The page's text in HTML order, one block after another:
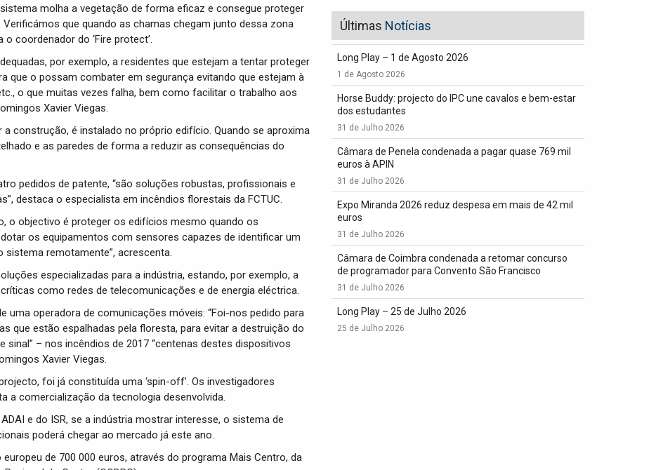
molha a vegetação de forma eficaz e consegue proteger
que quando as chamas chegam junto dessa zona
coordenador do ‘Fire protect’.
por exemplo, a residentes que estejam a tentar proteger
que o possam combater em segurança evitando que estejam à
o que muitas vezes falha, bem como facilitar o trabalho aos
Xavier Viegas.
construção, é instalado no próprio edifício. Quando se aproxima
e as paredes de forma a reduzir as consequências do
pedidos de patente, “são soluções robustas, profissionais e
destaca o especialista em incêndios florestais da FCTUC.
o objectivo é proteger os edifícios mesmo quando os
os equipamentos com sensores capazes de identificar um
remotamente”, acrescenta.
especializadas para a indústria, estando, por exemplo, a
como redes de telecomunicações e de energia eléctrica.
uma operadora de comunicações móveis: “Foi-nos pedido para
que estão espalhadas pela floresta, para evitar a destruição do
– nos incêndios de 2017 “centenas destes dispositivos
Xavier Viegas.
foi já constituída uma ‘spin-off’. Os investigadores
a comercialização da tecnologia desenvolvida.
e do ISR, se a indústria mostrar interesse, o sistema de
poderá chegar ao mercado já este ano.
de 700 000 euros, através do programa Mais Centro, da
Últimas Notícias
Long Play – 1 de Agosto 2026
1 de Agosto 2026
Horse Buddy: projecto do IPC une cavalos e bem-estar
dos estudantes
31 de Julho 2026
Câmara de Penela condenada a pagar quase 769 mil
euros à APIN
31 de Julho 2026
Expo Miranda 2026 reduz despesa em mais de 42 mil
euros
31 de Julho 2026
Câmara de Coimbra condenada a retomar concurso
de programador para Convento São Francisco
31 de Julho 2026
Long Play – 25 de Julho 2026
25 de Julho 2026